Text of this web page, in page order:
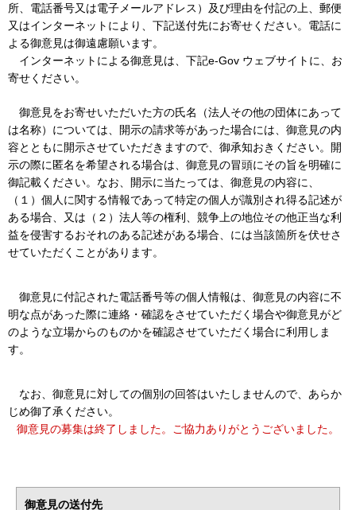
所、電話番号又は電子メールアドレス）及び理由を付記の上、郵便
又はインターネットにより、下記送付先にお寄せください。電話に
よる御意見は御遠慮願います。
インターネットによる御意見は、下記e-Gov ウェブサイトに、お
寄せください。
御意見をお寄せいただいた方の氏名（法人その他の団体にあって
は名称）については、開示の請求等があった場合には、御意見の内
容とともに開示させていただきますので、御承知おきください。開
示の際に匿名を希望される場合は、御意見の冒頭にその旨を明確に
御記載ください。なお、開示に当たっては、御意見の内容に、
（１）個人に関する情報であって特定の個人が識別され得る記述が
ある場合、又は（２）法人等の権利、競争上の地位その他正当な利
益を侵害するおそれのある記述がある場合、には当該箇所を伏せさ
せていただくことがあります。
御意見に付記された電話番号等の個人情報は、御意見の内容に不
明な点があった際に連絡・確認をさせていただく場合や御意見がど
のような立場からのものかを確認させていただく場合に利用しま
す。
なお、御意見に対しての個別の回答はいたしませんので、あらか
じめ御了承ください。
御意見の募集は終了しました。ご協力ありがとうございました。
御意見の送付先